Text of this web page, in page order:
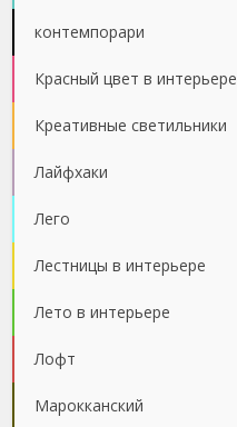
контемпорари
Красный цвет в интерьере
Креативные светильники
Лайфхаки
Лего
Лестницы в интерьере
Лето в интерьере
Лофт
Марокканский